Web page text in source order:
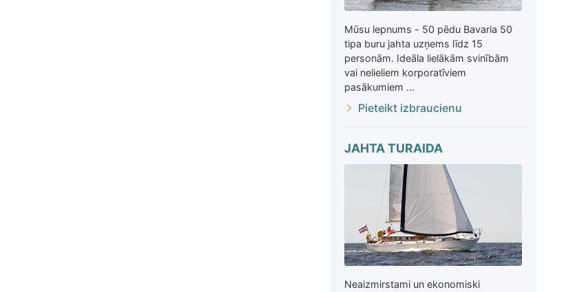
Mūsu lepnums - 50 pēdu Bavaria 50
tipa buru jahta uzņems līdz 15
personām. Ideāla lielākām svinībām
vai nelieliem korporatīviem
pasākumiem ...
Pieteikt izbraucienu
JAHTA TURAIDA
Neaizmirstami un ekonomiski